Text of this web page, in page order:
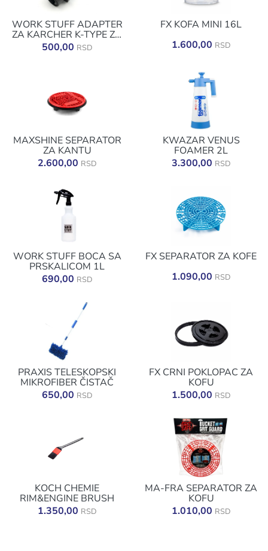
WORK STUFF ADAPTER
ZA KARCHER K-TYPE ZA
LANCE FOAM
500,00 RSD
FX KOFA MINI 16L
1.600,00 RSD
MAXSHINE SEPARATOR
ZA KANTU
2.600,00 RSD
KWAZAR VENUS
FOAMER 2L
3.300,00 RSD
WORK STUFF BOCA SA
PRSKALICOM 1L
690,00 RSD
FX SEPARATOR ZA KOFE
1.090,00 RSD
PRAXIS TELESKOPSKI
MIKROFIBER ČISTAČ
650,00 RSD
FX CRNI POKLOPAC ZA
KOFU
1.500,00 RSD
KOCH CHEMIE
RIM&ENGINE BRUSH
1.350,00 RSD
MA-FRA SEPARATOR ZA
KOFU
1.010,00 RSD